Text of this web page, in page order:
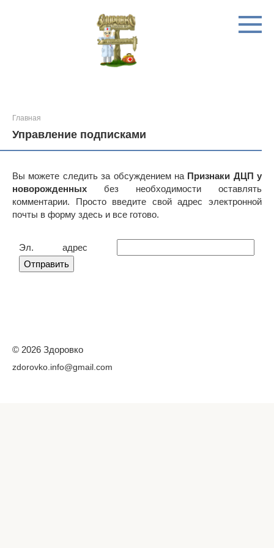
Главная
Управление подписками
Вы можете следить за обсуждением на Признаки ДЦП у
новорожденных без необходимости оставлять
комментарии. Просто введите свой адрес электронной
почты в форму здесь и все готово.
Эл. адрес
© 2026 Здоровко
zdorovko.info@gmail.com